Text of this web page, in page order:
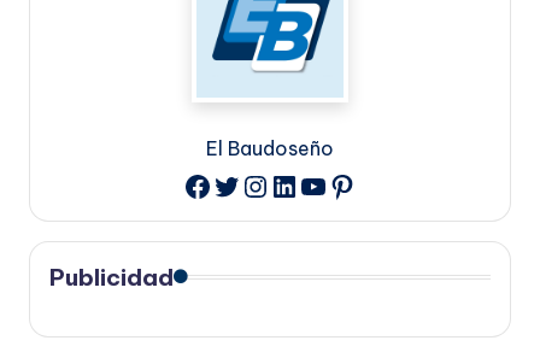
El Baudoseño
Facebook
Twitter
Instagram
LinkedIn
YouTube
Pinterest
Publicidad